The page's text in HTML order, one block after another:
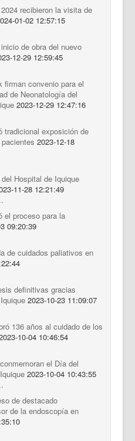
recibieron la visita de
01-02 12:57:15
de obra del nuevo
12-29 12:59:45
firman convenio para el
de Neonatología del
2023-12-29 12:47:16
tradicional exposición de
2023-12-18
Hospital de Iquique
11-28 12:21:49
el proceso para la
09:20:39
de cuidados paliativos en
definitivas gracias
2023-10-23 11:09:07
136 años al cuidado de los
10-04 10:46:54
el Día del
2023-10-04 10:43:55
de destacado
de la endoscopía en